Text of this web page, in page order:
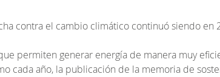
contra el cambio climático continuó siendo
permiten generar energía de manera muy
cada año, la publicación de la memoria de